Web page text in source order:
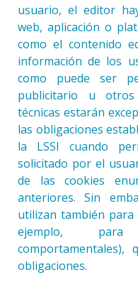
usuario, el editor
web, aplicación o
como el contenido
información de los
como puede ser
publicitario u otros
técnicas estarán
las obligaciones
la LSSI cuando
solicitado por el
de las cookies
anteriores. Sin
utilizan también
ejemplo,
comportamentales),
obligaciones.